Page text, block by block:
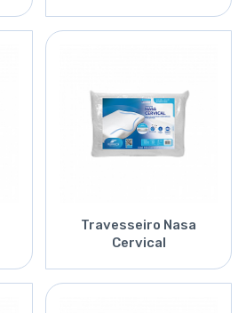
Travesseiro Nasa
Cervical